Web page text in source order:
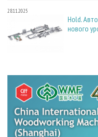
28.11.2025
Hold.
нового